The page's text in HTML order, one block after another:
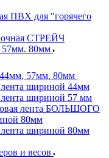
ПВХ для "горячего
СТРЕЙЧ
57мм. 80мм
44мм, 57мм. 80мм
шириной 44мм
шириной 57 мм
лента БОЛЬШОГО
80мм
шириной 80мм
и весов